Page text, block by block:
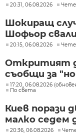
20:31, 06.08.2026 Чете
Шокиращ
Шофьор
20:15, 06.08.2026 Чете
Откритият
съобщи за
17:20, 06.08.2026
По света
Киев порази
малко седем
20:36, 06.08.2026